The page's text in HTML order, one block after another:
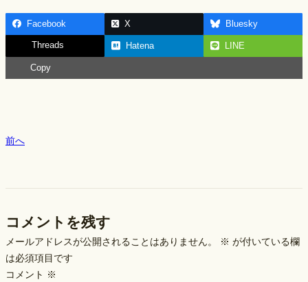
c
e
b
o
e
ar
e
Facebook X Bluesky
Threads Hatena LINE
Copy
前へ
コメントを残す
メールアドレスが公開されることはありません。 ※ が付いている欄
は必須項目です
コメント ※